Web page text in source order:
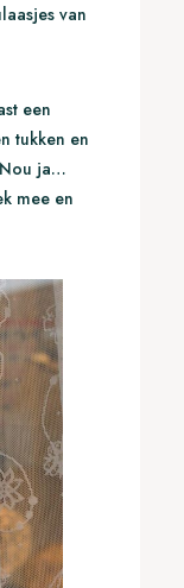
van
een
tukken en
ja…
mee en